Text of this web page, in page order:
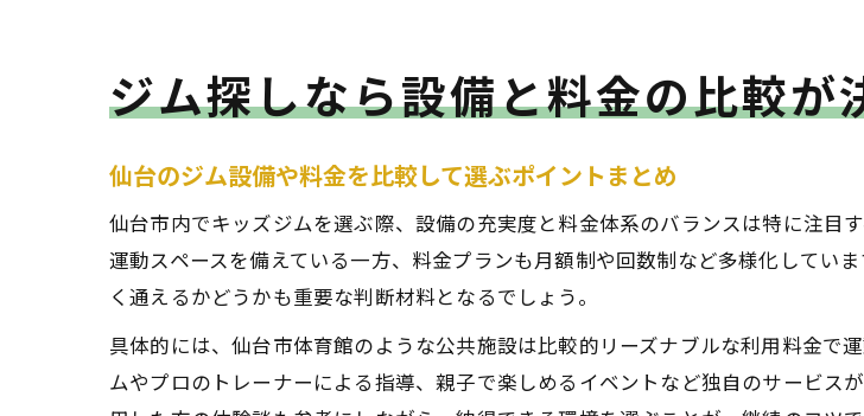
ジム探しなら設備と料金の比較が
仙台のジム設備や料金を比較して選ぶポイントまとめ
仙台市内でキッズジムを選ぶ際、設備の充実度と料金体系のバランスは特に注目
運動スペースを備えている一方、料金プランも月額制や回数制など多様化してい
く通えるかどうかも重要な判断材料となるでしょう。
具体的には、仙台市体育館のような公共施設は比較的リーズナブルな利用料金で
ムやプロのトレーナーによる指導、親子で楽しめるイベントなど独自のサービス